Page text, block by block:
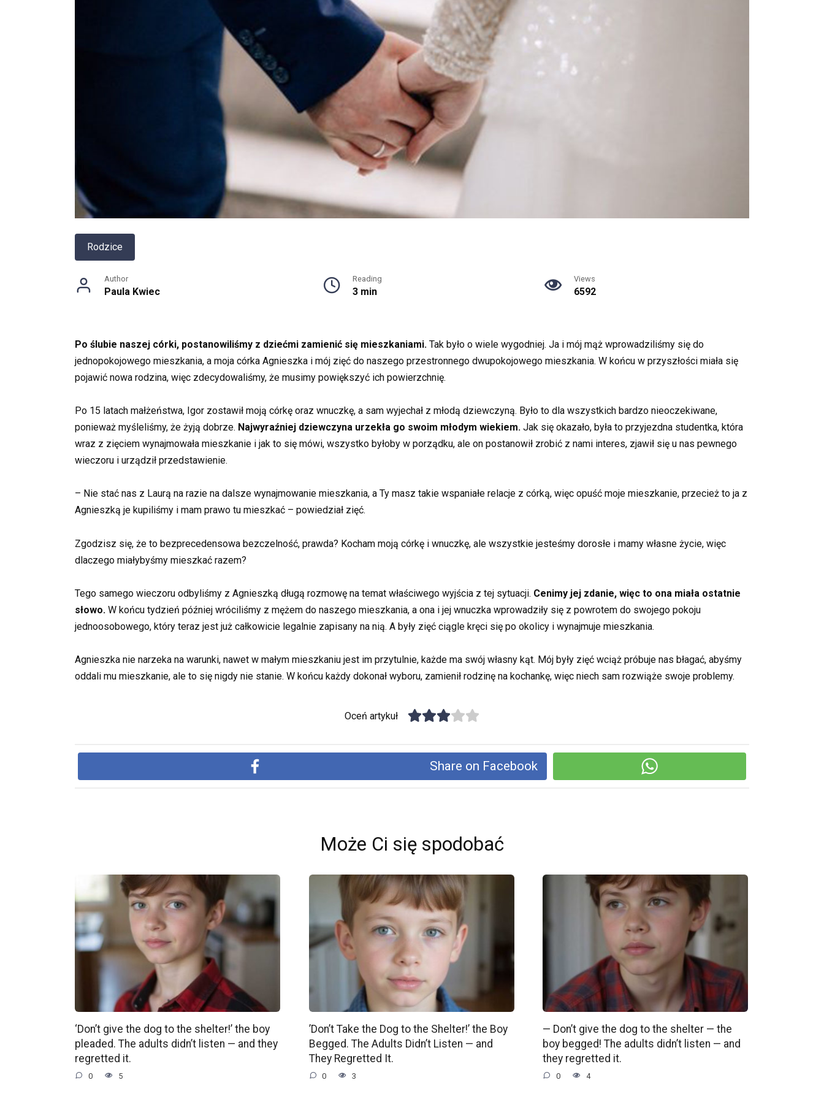
Rodzice
Author
Paula Kwiec
Reading
3 min
Views
6592
Po ślubie naszej córki, postanowiliśmy z dziećmi zamienić się mieszkaniami. Tak było o wiele wygodniej. Ja i mój mąż wprowadziliśmy się do
jednopokojowego mieszkania, a moja córka Agnieszka i mój zięć do naszego przestronnego dwupokojowego mieszkania. W końcu w przyszłości miała się
pojawić nowa rodzina, więc zdecydowaliśmy, że musimy powiększyć ich powierzchnię.
Po 15 latach małżeństwa, Igor zostawił moją córkę oraz wnuczkę, a sam wyjechał z młodą dziewczyną. Było to dla wszystkich bardzo nieoczekiwane,
ponieważ myśleliśmy, że żyją dobrze. Najwyraźniej dziewczyna urzekła go swoim młodym wiekiem. Jak się okazało, była to przyjezdna studentka, która
wraz z zięciem wynajmowała mieszkanie i jak to się mówi, wszystko byłoby w porządku, ale on postanowił zrobić z nami interes, zjawił się u nas pewnego
wieczoru i urządził przedstawienie.
– Nie stać nas z Laurą na razie na dalsze wynajmowanie mieszkania, a Ty masz takie wspaniałe relacje z córką, więc opuść moje mieszkanie, przecież to ja z
Agnieszką je kupiliśmy i mam prawo tu mieszkać – powiedział zięć.
Zgodzisz się, że to bezprecedensowa bezczelność, prawda? Kocham moją córkę i wnuczkę, ale wszystkie jesteśmy dorosłe i mamy własne życie, więc
dlaczego miałybyśmy mieszkać razem?
Tego samego wieczoru odbyliśmy z Agnieszką długą rozmowę na temat właściwego wyjścia z tej sytuacji. Cenimy jej zdanie, więc to ona miała ostatnie
słowo. W końcu tydzień później wróciliśmy z mężem do naszego mieszkania, a ona i jej wnuczka wprowadziły się z powrotem do swojego pokoju
jednoosobowego, który teraz jest już całkowicie legalnie zapisany na nią. A były zięć ciągle kręci się po okolicy i wynajmuje mieszkania.
Agnieszka nie narzeka na warunki, nawet w małym mieszkaniu jest im przytulnie, każde ma swój własny kąt. Mój były zięć wciąż próbuje nas błagać, abyśmy
oddali mu mieszkanie, ale to się nigdy nie stanie. W końcu każdy dokonał wyboru, zamienił rodzinę na kochankę, więc niech sam rozwiąże swoje problemy.
Oceń artykuł
Share on Facebook
Może Ci się spodobać
‘Don’t give the dog to the shelter!’ the boy
pleaded. The adults didn’t listen — and they
regretted it.
0 5
’Don’t Take the Dog to the Shelter!’ the Boy
Begged. The Adults Didn’t Listen — and
They Regretted It.
0 3
— Don’t give the dog to the shelter — the
boy begged! The adults didn’t listen — and
they regretted it.
0 4